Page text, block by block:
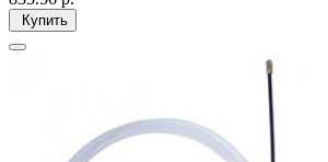
Купить